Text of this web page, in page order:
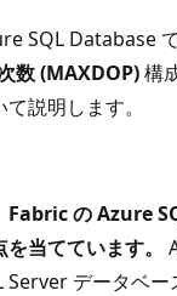
SQL Database
数 (MAXDOP)構
説明します。
Fabric の Azure
当てています。
データベー